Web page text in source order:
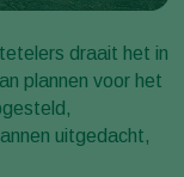
draait het in
plannen voor het
uitgedacht,